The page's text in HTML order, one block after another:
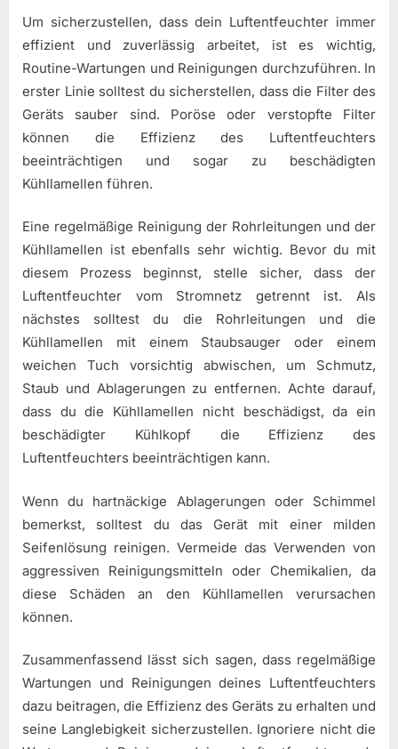
Um sicherzustellen, dass dein Luftentfeuchter immer
effizient und zuverlässig arbeitet, ist es wichtig,
Routine-Wartungen und Reinigungen durchzuführen. In
erster Linie solltest du sicherstellen, dass die Filter des
Geräts sauber sind. Poröse oder verstopfte Filter
können die Effizienz des Luftentfeuchters
beeinträchtigen und sogar zu beschädigten
Kühllamellen führen.
Eine regelmäßige Reinigung der Rohrleitungen und der
Kühllamellen ist ebenfalls sehr wichtig. Bevor du mit
diesem Prozess beginnst, stelle sicher, dass der
Luftentfeuchter vom Stromnetz getrennt ist. Als
nächstes solltest du die Rohrleitungen und die
Kühllamellen mit einem Staubsauger oder einem
weichen Tuch vorsichtig abwischen, um Schmutz,
Staub und Ablagerungen zu entfernen. Achte darauf,
dass du die Kühllamellen nicht beschädigst, da ein
beschädigter Kühlkopf die Effizienz des
Luftentfeuchters beeinträchtigen kann.
Wenn du hartnäckige Ablagerungen oder Schimmel
bemerkst, solltest du das Gerät mit einer milden
Seifenlösung reinigen. Vermeide das Verwenden von
aggressiven Reinigungsmitteln oder Chemikalien, da
diese Schäden an den Kühllamellen verursachen
können.
Zusammenfassend lässt sich sagen, dass regelmäßige
Wartungen und Reinigungen deines Luftentfeuchters
dazu beitragen, die Effizienz des Geräts zu erhalten und
seine Langlebigkeit sicherzustellen. Ignoriere nicht die